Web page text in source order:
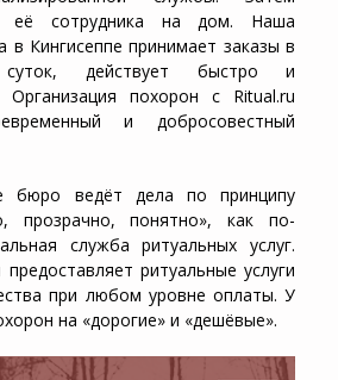
её сотрудника на дом. Наша
в Кингисеппе принимает заказы в
действует быстро и
Организация похорон с Ritual.ru
и добросовестный
бюро ведёт дела по принципу
прозрачно, понятно», как по-
служба ритуальных услуг.
ритуальные услуги
при любом уровне оплаты. У
на «дорогие» и «дешёвые».